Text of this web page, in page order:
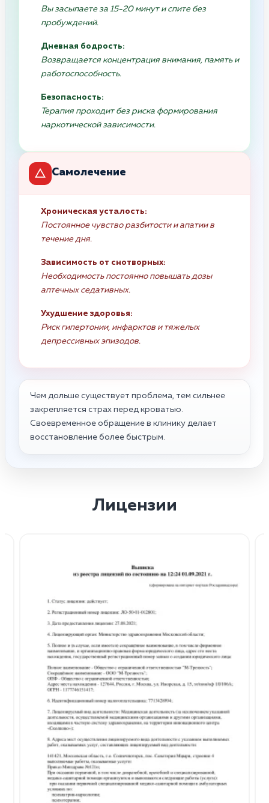
Вы засыпаете за 15-20 минут и спите без
пробуждений.
Дневная бодрость:
Возвращается концентрация внимания, память и
работоспособность.
Безопасность:
Терапия проходит без риска формирования
наркотической зависимости.
Самолечение
Хроническая усталость:
Постоянное чувство разбитости и апатии в
течение дня.
Зависимость от снотворных:
Необходимость постоянно повышать дозы
аптечных седативных.
Ухудшение здоровья:
Риск гипертонии, инфарктов и тяжелых
депрессивных эпизодов.
Чем дольше существует проблема, тем сильнее
закрепляется страх перед кроватью.
Своевременное обращение в клинику делает
восстановление более быстрым.
Лицензии